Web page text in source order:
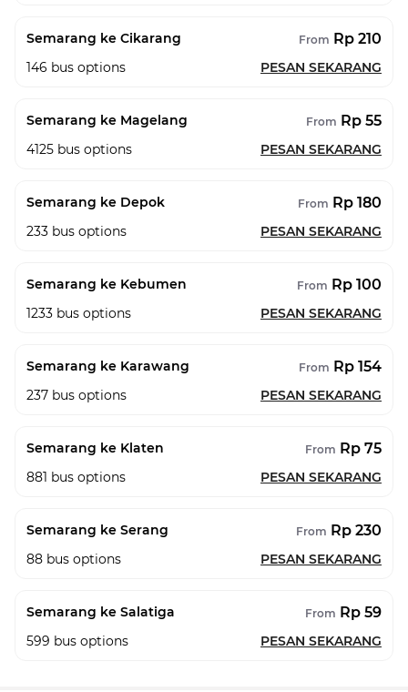
Semarang ke Cikarang From Rp 210
146 bus options PESAN SEKARANG
Semarang ke Magelang From Rp 55
4125 bus options PESAN SEKARANG
Semarang ke Depok From Rp 180
233 bus options PESAN SEKARANG
Semarang ke Kebumen From Rp 100
1233 bus options PESAN SEKARANG
Semarang ke Karawang From Rp 154
237 bus options PESAN SEKARANG
Semarang ke Klaten From Rp 75
881 bus options PESAN SEKARANG
Semarang ke Serang From Rp 230
88 bus options PESAN SEKARANG
Semarang ke Salatiga From Rp 59
599 bus options PESAN SEKARANG